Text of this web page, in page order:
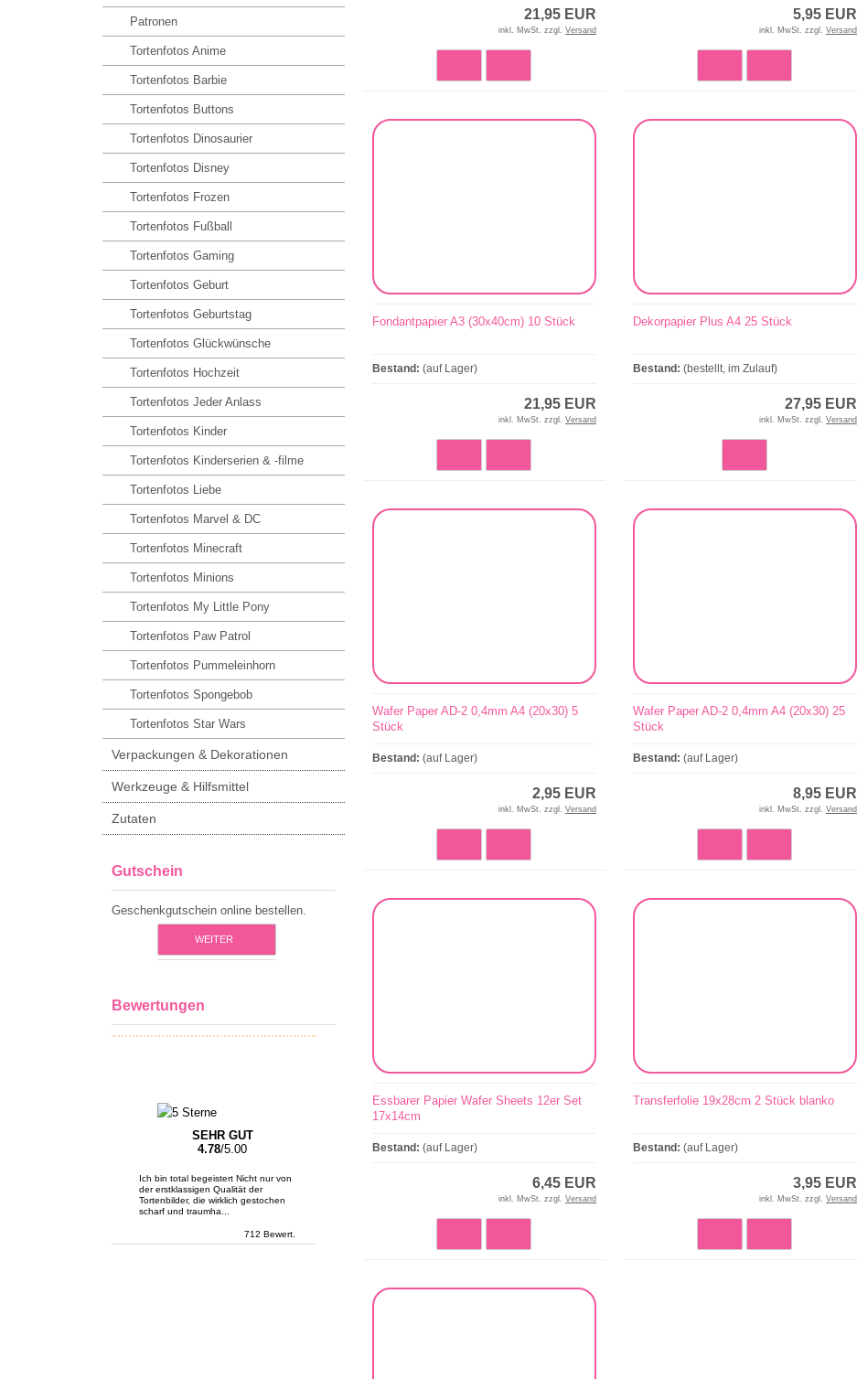
21,95 EUR
inkl. MwSt. zzgl. Versand
5,95 EUR
inkl. MwSt. zzgl. Versand
Fondantpapier A3 (30x40cm) 10 Stück
Bestand: (auf Lager)
21,95 EUR
inkl. MwSt. zzgl. Versand
Dekorpapier Plus A4 25 Stück
Bestand: (bestellt, im Zulauf)
27,95 EUR
inkl. MwSt. zzgl. Versand
Wafer Paper AD-2 0,4mm A4 (20x30) 5
Stück
Bestand: (auf Lager)
2,95 EUR
inkl. MwSt. zzgl. Versand
Wafer Paper AD-2 0,4mm A4 (20x30) 25
Stück
Bestand: (auf Lager)
8,95 EUR
inkl. MwSt. zzgl. Versand
Essbarer Papier Wafer Sheets 12er Set
17x14cm
Bestand: (auf Lager)
6,45 EUR
inkl. MwSt. zzgl. Versand
Transferfolie 19x28cm 2 Stück blanko
Bestand: (auf Lager)
3,95 EUR
inkl. MwSt. zzgl. Versand
Patronen
Tortenfotos Anime
Tortenfotos Barbie
Tortenfotos Buttons
Tortenfotos Dinosaurier
Tortenfotos Disney
Tortenfotos Frozen
Tortenfotos Fußball
Tortenfotos Gaming
Tortenfotos Geburt
Tortenfotos Geburtstag
Tortenfotos Glückwünsche
Tortenfotos Hochzeit
Tortenfotos Jeder Anlass
Tortenfotos Kinder
Tortenfotos Kinderserien & -filme
Tortenfotos Liebe
Tortenfotos Marvel & DC
Tortenfotos Minecraft
Tortenfotos Minions
Tortenfotos My Little Pony
Tortenfotos Paw Patrol
Tortenfotos Pummeleinhorn
Tortenfotos Spongebob
Tortenfotos Star Wars
Verpackungen & Dekorationen
Werkzeuge & Hilfsmittel
Zutaten
Gutschein
Geschenkgutschein online bestellen.
WEITER
Bewertungen
SEHR GUT
4.78/5.00
Ich bin total begeistert Nicht nur von
der erstklassigen Qualität der
Tortenbilder, die wirklich gestochen
scharf und traumha...
712 Bewert.